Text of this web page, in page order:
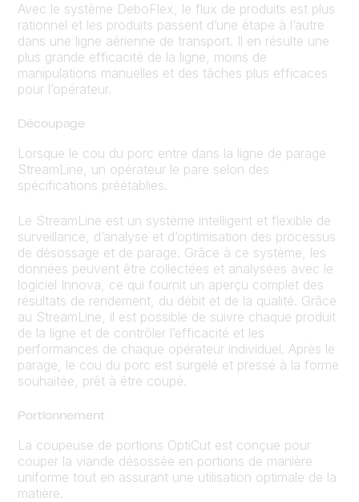
Avec le système DeboFlex, le flux de produits est plus
rationnel et les produits passent d’une étape à l’autre
dans une ligne aérienne de transport. Il en résulte une
plus grande efficacité de la ligne, moins de
manipulations manuelles et des tâches plus efficaces
pour l’opérateur.
Découpage
Lorsque le cou du porc entre dans la ligne de parage
StreamLine, un opérateur le pare selon des
spécifications préétablies.
Le StreamLine est un système intelligent et flexible de
surveillance, d’analyse et d’optimisation des processus
de désossage et de parage. Grâce à ce système, les
données peuvent être collectées et analysées avec le
logiciel Innova, ce qui fournit un aperçu complet des
résultats de rendement, du débit et de la qualité. Grâce
au StreamLine, il est possible de suivre chaque produit
de la ligne et de contrôler l’efficacité et les
performances de chaque opérateur individuel. Après le
parage, le cou du porc est surgelé et pressé à la forme
souhaitée, prêt à être coupé.
Portionnement
La coupeuse de portions OptiCut est conçue pour
couper la viande désossée en portions de manière
uniforme tout en assurant une utilisation optimale de la
matière.